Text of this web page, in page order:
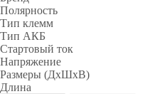
Полярность
Тип клемм
Тип АКБ
Стартовый ток
Напряжение
Размеры (ДxШxВ)
Длина